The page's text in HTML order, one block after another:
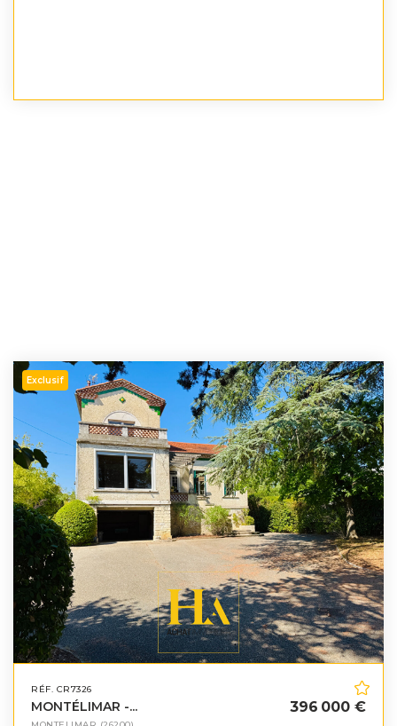
Exclusif
RÉF. CR7326
MONTÉLIMAR -... 396 000 €